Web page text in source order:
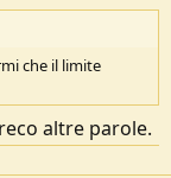
che il limite
altre parole.